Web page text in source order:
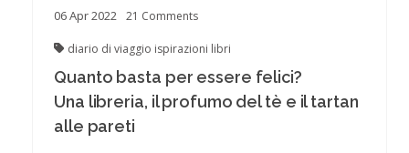
06Apr2022 21 Comments
diario di viaggio ispirazioni libri
Quanto basta per essere felici?
Una libreria, il profumo del tè e il tartan
alle pareti